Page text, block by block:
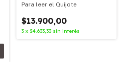
Para leer el Quijote
$13.900,00
3 x $4.633,33 sin interés